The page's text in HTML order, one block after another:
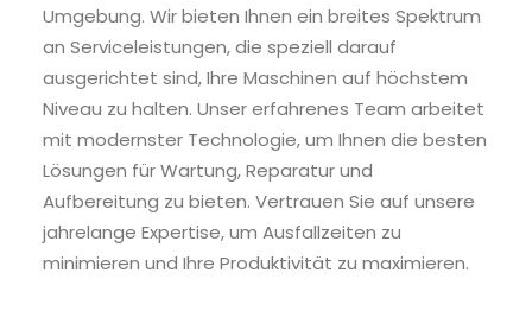
Umgebung. Wir bieten Ihnen ein breites Spektrum
an Serviceleistungen, die speziell darauf
ausgerichtet sind, Ihre Maschinen auf höchstem
Niveau zu halten. Unser erfahrenes Team arbeitet
mit modernster Technologie, um Ihnen die besten
Lösungen für Wartung, Reparatur und
Aufbereitung zu bieten. Vertrauen Sie auf unsere
jahrelange Expertise, um Ausfallzeiten zu
minimieren und Ihre Produktivität zu maximieren.